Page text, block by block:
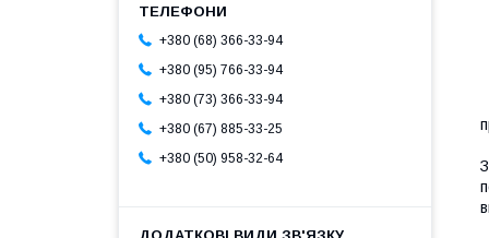
+380 (68) 366-33-94
+380 (95) 766-33-94
+380 (73) 366-33-94
+380 (67) 885-33-25
+380 (50) 958-32-64